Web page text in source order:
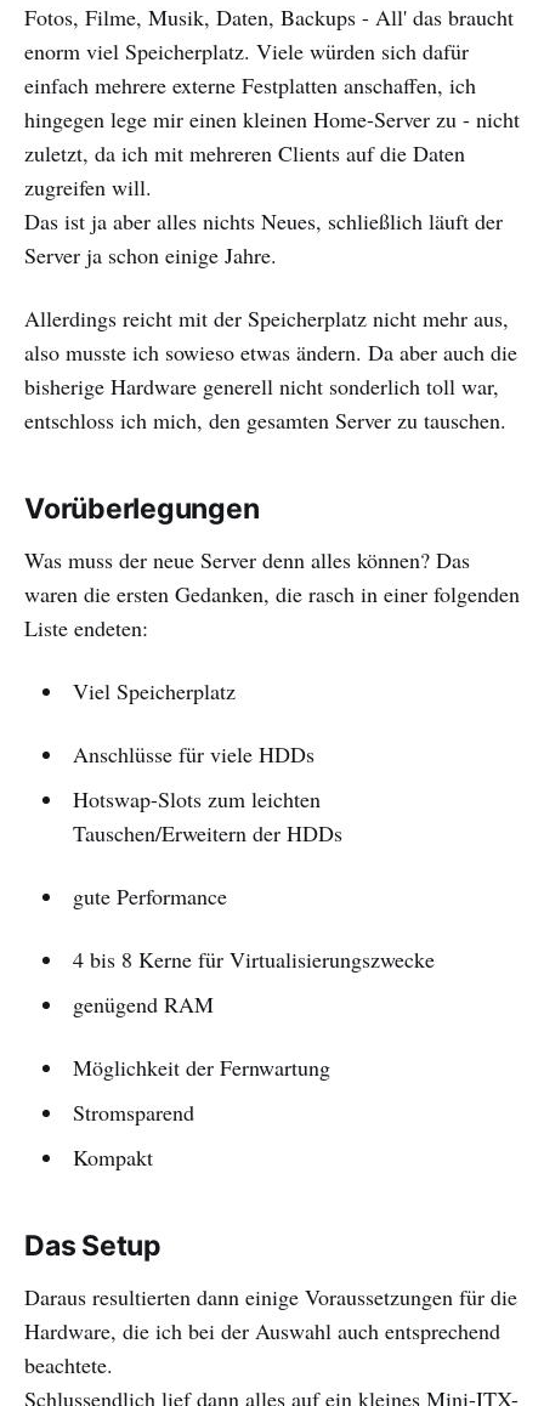
Fotos, Filme, Musik, Daten, Backups - All' das braucht
enorm viel Speicherplatz. Viele würden sich dafür
einfach mehrere externe Festplatten anschaffen, ich
hingegen lege mir einen kleinen Home-Server zu - nicht
zuletzt, da ich mit mehreren Clients auf die Daten
zugreifen will.
Das ist ja aber alles nichts Neues, schließlich läuft der
Server ja schon einige Jahre.
Allerdings reicht mit der Speicherplatz nicht mehr aus,
also musste ich sowieso etwas ändern. Da aber auch die
bisherige Hardware generell nicht sonderlich toll war,
entschloss ich mich, den gesamten Server zu tauschen.
Vorüberlegungen
Was muss der neue Server denn alles können? Das
waren die ersten Gedanken, die rasch in einer folgenden
Liste endeten:
Viel Speicherplatz
Anschlüsse für viele HDDs
Hotswap-Slots zum leichten
Tauschen/Erweitern der HDDs
gute Performance
4 bis 8 Kerne für Virtualisierungszwecke
genügend RAM
Möglichkeit der Fernwartung
Stromsparend
Kompakt
Das Setup
Daraus resultierten dann einige Voraussetzungen für die
Hardware, die ich bei der Auswahl auch entsprechend
beachtete.
Schlussendlich lief dann alles auf ein kleines Mini-ITX-